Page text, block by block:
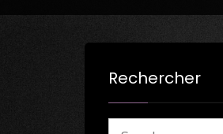
Rechercher